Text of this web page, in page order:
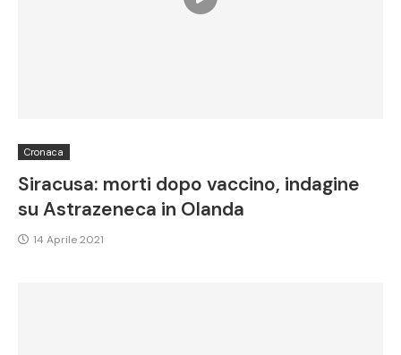
Cronaca
Siracusa: morti dopo vaccino, indagine
su Astrazeneca in Olanda
14 Aprile 2021